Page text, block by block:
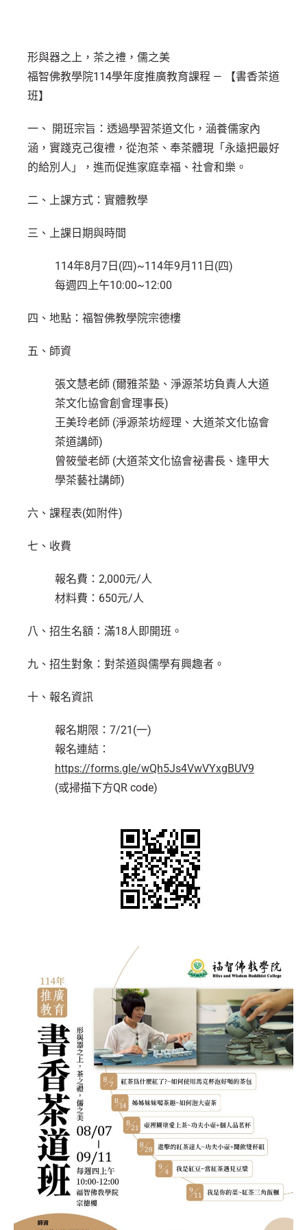
形與器之上，茶之禮，儒之美
福智佛教學院114學年度推廣教育課程 — 【書香茶道
班】
一、 開班宗旨：透過學習茶道文化，涵養儒家內
涵，實踐克己復禮，從泡茶、奉茶體現「永遠把最好
的給別人」，進而促進家庭幸福、社會和樂。
二、上課方式：實體教學
三、上課日期與時間
114年8月7日(四)~114年9月11日(四)
每週四上午10:00~12:00
四、地點：福智佛教學院宗德樓
五、師資
張文慧老師 (爾雅茶塾、淨源茶坊負責人大道
茶文化協會創會理事長)
王美玲老師 (淨源茶坊經理、大道茶文化協會
茶道講師)
曾筱瑩老師 (大道茶文化協會祕書長、逢甲大
學茶藝社講師)
六、課程表(如附件)
七、收費
報名費：2,000元/人
材料費：650元/人
八、招生名額：滿18人即開班。
九、招生對象：對茶道與儒學有興趣者。
十、報名資訊
報名期限：7/21(一)
報名連結：
https://forms.gle/wQh5Js4VwVYxgBUV9
(或掃描下方QR code)